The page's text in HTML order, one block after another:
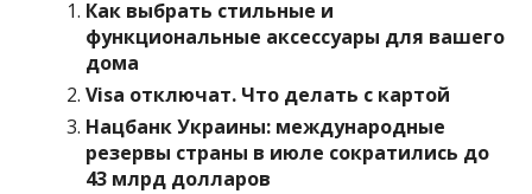
Как выбрать стильные и
функциональные аксессуары для вашего
дома
Visa отключат. Что делать с картой
Нацбанк Украины: международные
резервы страны в июле сократились до
43 млрд долларов